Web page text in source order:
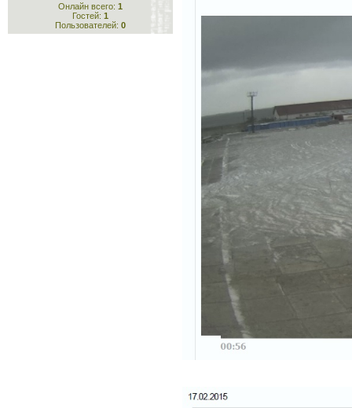
Онлайн всего: 1
Гостей: 1
Пользователей: 0